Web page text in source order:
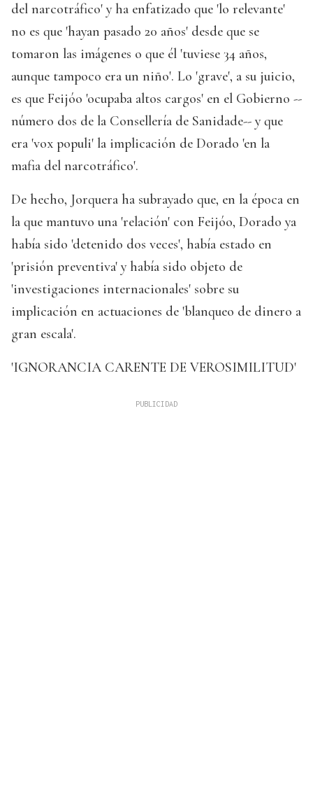
del narcotráfico' y ha enfatizado que 'lo relevante'
no es que 'hayan pasado 20 años' desde que se
tomaron las imágenes o que él 'tuviese 34 años,
aunque tampoco era un niño'. Lo 'grave', a su juicio,
es que Feijóo 'ocupaba altos cargos' en el Gobierno --
número dos de la Consellería de Sanidade-- y que
era 'vox populi' la implicación de Dorado 'en la
mafia del narcotráfico'.
De hecho, Jorquera ha subrayado que, en la época en
la que mantuvo una 'relación' con Feijóo, Dorado ya
había sido 'detenido dos veces', había estado en
'prisión preventiva' y había sido objeto de
'investigaciones internacionales' sobre su
implicación en actuaciones de 'blanqueo de dinero a
gran escala'.
'IGNORANCIA CARENTE DE VEROSIMILITUD'